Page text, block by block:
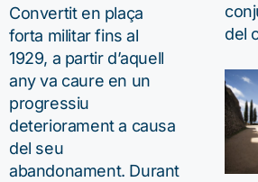
Convertit en plaça
forta militar fins al
1929, a partir d’aquell
any va caure en un
progressiu
deteriorament a causa
del seu
abandonament. Durant
del